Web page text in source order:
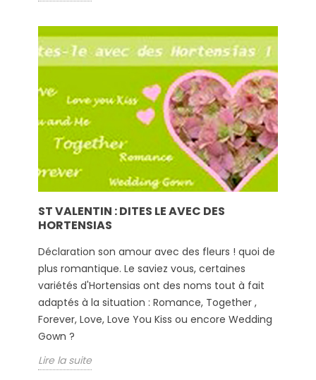
ST VALENTIN : DITES LE AVEC DES
HORTENSIAS
Déclaration son amour avec des fleurs ! quoi de
plus romantique. Le saviez vous, certaines
variétés d'Hortensias ont des noms tout à fait
adaptés à la situation : Romance, Together ,
Forever, Love, Love You Kiss ou encore Wedding
Gown ?
Lire la suite